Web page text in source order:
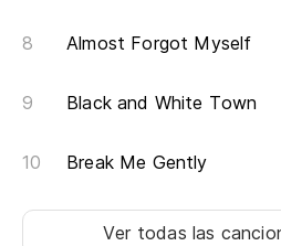
Almost Forgot Myself
Black and White Town
Break Me Gently
Ver todas las